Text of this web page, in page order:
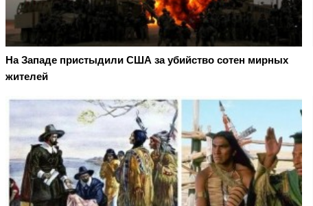
На Западе пристыдили США за убийство сотен мирных
жителей